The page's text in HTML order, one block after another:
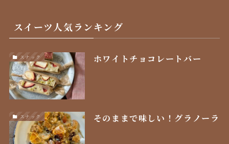
スイーツ人気ランキング
スナック ホワイトチョコレートバー
スナック そのままで味しい！グラノーラ